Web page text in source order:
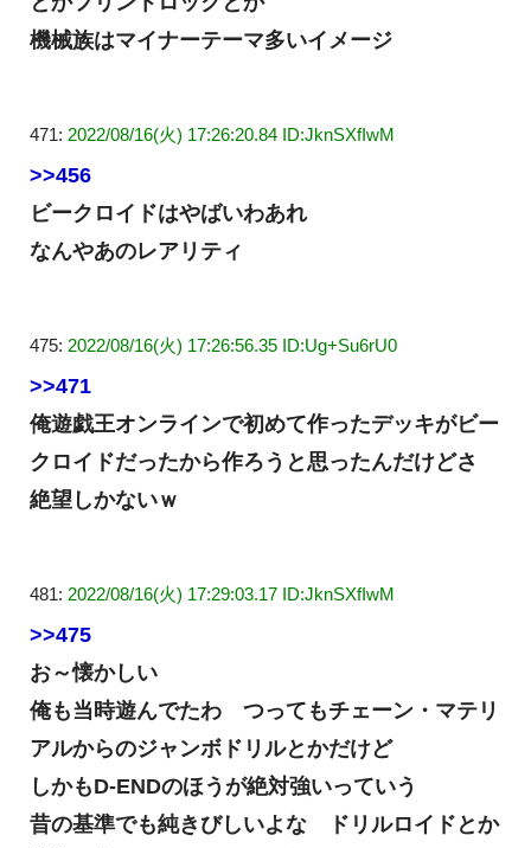
機械族はマイナーテーマ多いイメージ
471: 2022/08/16(火) 17:26:20.84 ID:JknSXfIwM
>>456
ビークロイドはやばいわあれ
なんやあのレアリティ
475: 2022/08/16(火) 17:26:56.35 ID:Ug+Su6rU0
>>471
俺遊戯王オンラインで初めて作ったデッキがビー
クロイドだったから作ろうと思ったんだけどさ
絶望しかないｗ
481: 2022/08/16(火) 17:29:03.17 ID:JknSXfIwM
>>475
お～懐かしい
俺も当時遊んでたわ つってもチェーン・マテリ
アルからのジャンボドリルとかだけど
しかもD-ENDのほうが絶対強いっていう
昔の基準でも純きびしいよな ドリルロイドとか